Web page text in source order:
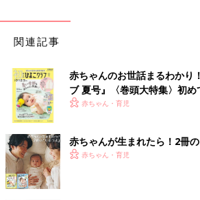
関連記事
赤ちゃんのお世話まるわかり
ブ 夏号』〈巻頭大特集〉初
く！ おっぱい・ミルクの基本
赤ちゃん・育児
赤ちゃんが生まれたら！2冊の
赤ちゃん・育児